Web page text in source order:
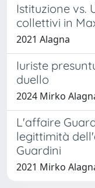
Istituzione vs.
collettivi in
2021 Alagna
Iuriste
duello
2024 Mirko
L'affaire
legittimità
Guardini
2021 Mirko